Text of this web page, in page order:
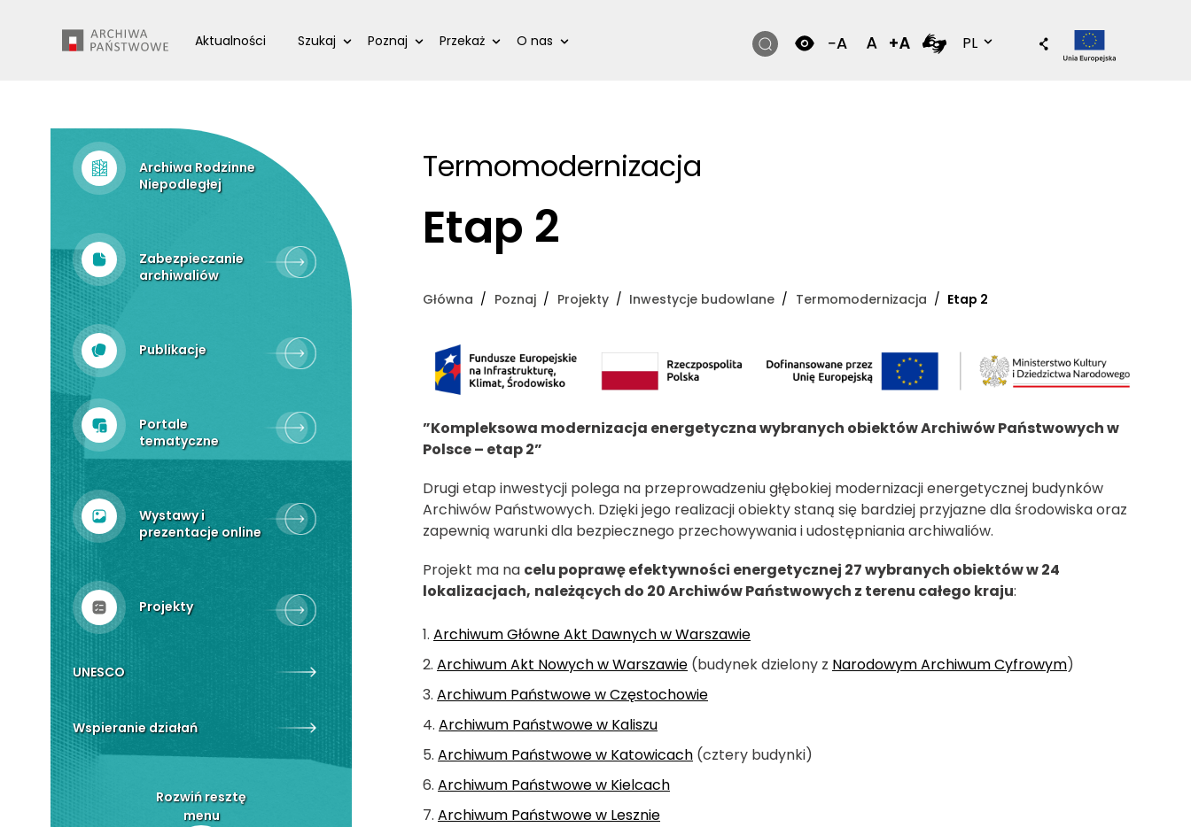
Aktualności Szukaj Poznaj Przekaż O nas Szukaj PLWersja polska
Archiwa Rodzinne
Niepodległej
Zabezpieczanie
archiwaliów
Publikacje
Portale
tematyczne
Wystawy i
prezentacje online
Projekty
UNESCO
Wspieranie działań
archiwalnych
Inwestycje budowlane
Rozwiń resztę
menu
Termomodernizacja
Etap 2
Główna Poznaj Projekty Inwestycje budowlane Termomodernizacja Etap 2
”Kompleksowa modernizacja energetyczna wybranych obiektów Archiwów Państwowych w
Polsce – etap 2”
Drugi etap inwestycji polega na przeprowadzeniu głębokiej modernizacji energetycznej budynków
Archiwów Państwowych. Dzięki jego realizacji obiekty staną się bardziej przyjazne dla środowiska oraz
zapewnią warunki dla bezpiecznego przechowywania i udostępniania archiwaliów.
Projekt ma na celu poprawę efektywności energetycznej 27 wybranych obiektów w 24
lokalizacjach, należących do 20 Archiwów Państwowych z terenu całego kraju:
Archiwum Główne Akt Dawnych w Warszawie
Archiwum Akt Nowych w Warszawie (budynek dzielony z Narodowym Archiwum Cyfrowym)
Archiwum Państwowe w Częstochowie
Archiwum Państwowe w Kaliszu
Archiwum Państwowe w Katowicach (cztery budynki)
Archiwum Państwowe w Kielcach
Archiwum Państwowe w Lesznie